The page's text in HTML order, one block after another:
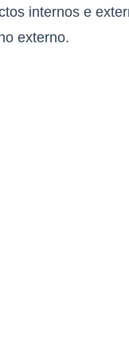
internos e
externo.